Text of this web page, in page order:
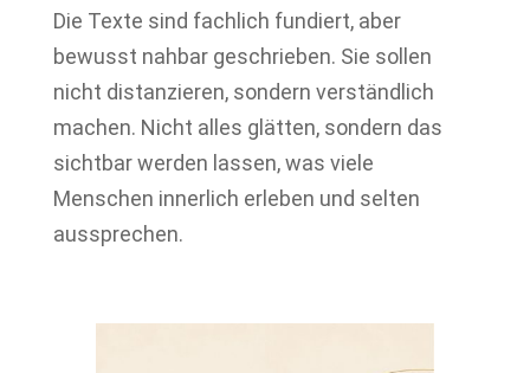
Die Texte sind fachlich fundiert, aber
bewusst nahbar geschrieben. Sie sollen
nicht distanzieren, sondern verständlich
machen. Nicht alles glätten, sondern das
sichtbar werden lassen, was viele
Menschen innerlich erleben und selten
aussprechen.